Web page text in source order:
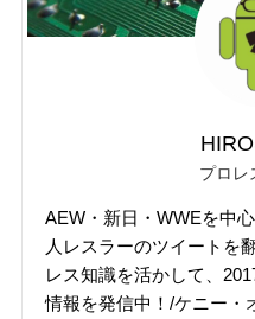
プロレ
AEW・新日・WWEを中
人レスラーのツイートを
レス知識を活かして、
情報を発信中！/ケニー・